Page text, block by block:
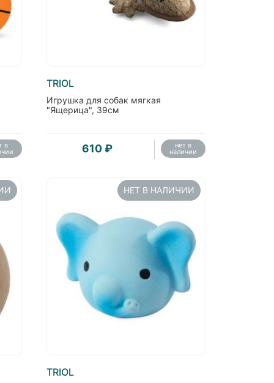
в
TRIOL
Игрушка для собак мягкая
"Ящерица", 39см
610 ₽ нет в
наличии
НЕТ В НАЛИЧИИ
TRIOL